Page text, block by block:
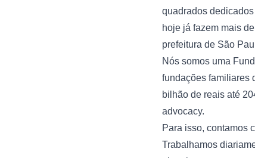
quadrados
hoje já fazem mais
prefeitura de São
Nós somos uma
fundações familiares
bilhão de reais até
advocacy.
Para isso, contamos
Trabalhamos